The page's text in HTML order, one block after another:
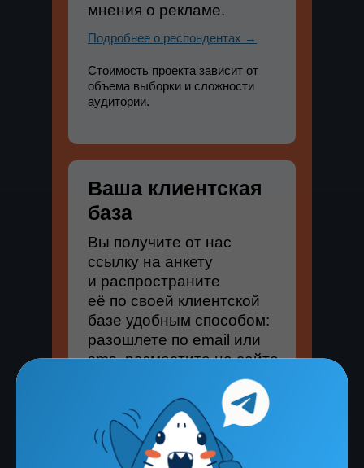
мнения о рекламе.
Ваша клиентская
база
Вы получите от нас
ссылку на анкету
и распространите
её по своей клиентской
базе удобным способом:
разошлете по email или
sms, разместите на сайте.
Подробнее о респондентах →
Вы контролируете сбор данных.
Сроки сбора данных — на ваше
усмотрение.
Стоимость проекта зависит от
объема выборки и сложности
аудитории.
Стоимость проекта от 70 000